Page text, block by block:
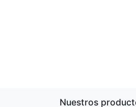
Nuestros